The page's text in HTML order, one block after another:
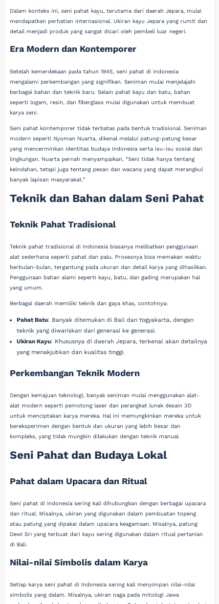
Dalam konteks ini, seni pahat kayu, terutama dari daerah Jepara, mulai
mendapatkan perhatian internasional. Ukiran kayu Jepara yang rumit dan
detail menjadi produk yang sangat dicari oleh pembeli luar negeri.
Era Modern dan Kontemporer
Setelah kemerdekaan pada tahun 1945, seni pahat di Indonesia
mengalami perkembangan yang signifikan. Seniman mulai menjelajahi
berbagai bahan dan teknik baru. Selain pahat kayu dan batu, bahan
seperti logam, resin, dan fiberglass mulai digunakan untuk membuat
karya seni.
Seni pahat kontemporer tidak terbatas pada bentuk tradisional. Seniman
modern seperti Nyoman Nuarta, dikenal melalui patung-patung besar
yang mencerminkan identitas budaya Indonesia serta isu-isu sosial dan
lingkungan. Nuarta pernah menyampaikan, “Seni tidak hanya tentang
keindahan, tetapi juga tentang pesan dan wacana yang dapat merangkul
banyak lapisan masyarakat.”
Teknik dan Bahan dalam Seni Pahat
Teknik Pahat Tradisional
Teknik pahat tradisional di Indonesia biasanya melibatkan penggunaan
alat sederhana seperti pahat dan palu. Prosesnya bisa memakan waktu
berbulan-bulan, tergantung pada ukuran dan detail karya yang dihasilkan.
Penggunaan bahan alami seperti kayu, batu, dan gading merupakan hal
yang umum.
Berbagai daerah memiliki teknik dan gaya khas, contohnya:
Pahat Batu: Banyak ditemukan di Bali dan Yogyakarta, dengan
teknik yang diwariskan dari generasi ke generasi.
Ukiran Kayu: Khususnya di daerah Jepara, terkenal akan detailnya
yang menakjubkan dan kualitas tinggi.
Perkembangan Teknik Modern
Dengan kemajuan teknologi, banyak seniman mulai menggunakan alat-
alat modern seperti pemotong laser dan perangkat lunak desain 3D
untuk menciptakan karya mereka. Hal ini memungkinkan mereka untuk
bereksperimen dengan bentuk dan ukuran yang lebih besar dan
kompleks, yang tidak mungkin dilakukan dengan teknik manual.
Seni Pahat dan Budaya Lokal
Pahat dalam Upacara dan Ritual
Seni pahat di Indonesia sering kali dihubungkan dengan berbagai upacara
dan ritual. Misalnya, ukiran yang digunakan dalam pembuatan topeng
atau patung yang dipakai dalam upacara keagamaan. Misalnya, patung
Dewi Sri yang terbuat dari kayu sering digunakan dalam ritual pertanian
di Bali.
Nilai-nilai Simbolis dalam Karya
Setiap karya seni pahat di Indonesia sering kali menyimpan nilai-nilai
simbolis yang dalam. Misalnya, ukiran naga pada mitologi Jawa